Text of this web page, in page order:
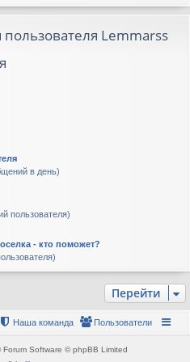
Lemmarss
в день)
пользователя)
- кто поможет?
Перейти
Пользователи
Наша команда
Forum Software © phpBB Limited